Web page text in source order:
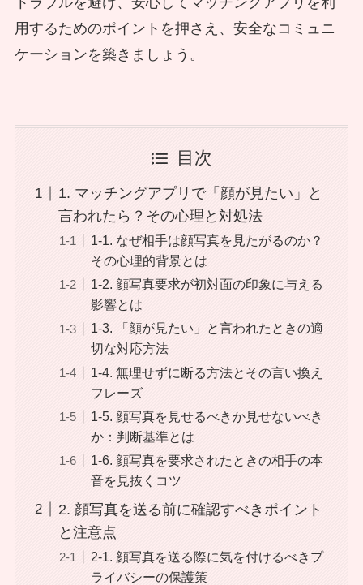
用するためのポイントを押さえ、安全なコミュニ
ケーションを築きましょう。
目次
1. マッチングアプリで「顔が見たい」と
言われたら？その心理と対処法
1-1. なぜ相手は顔写真を見たがるのか？
その心理的背景とは
1-2. 顔写真要求が初対面の印象に与える
影響とは
1-3. 「顔が見たい」と言われたときの適
切な対応方法
1-4. 無理せずに断る方法とその言い換え
フレーズ
1-5. 顔写真を見せるべきか見せないべき
か：判断基準とは
1-6. 顔写真を要求されたときの相手の本
音を見抜くコツ
2. 顔写真を送る前に確認すべきポイント
と注意点
2-1. 顔写真を送る際に気を付けるべきプ
ライバシーの保護策